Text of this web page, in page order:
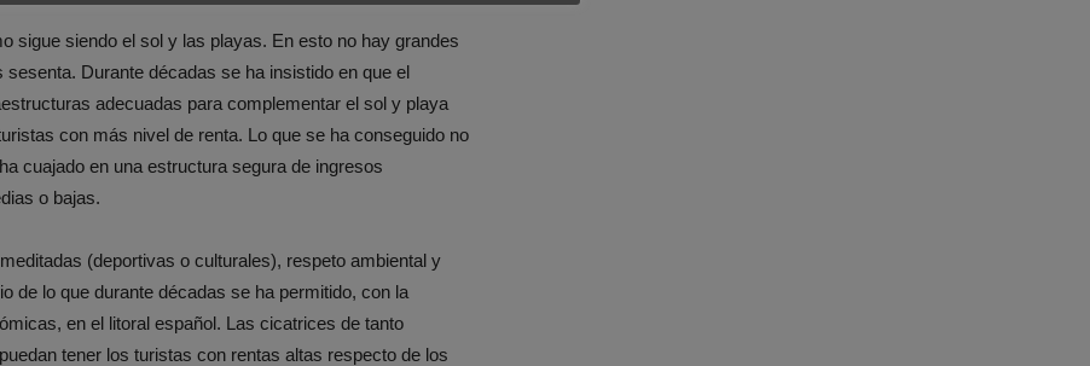
sigue siendo el sol y las playas. En esto no hay grandes
Durante décadas se ha insistido en que el
adecuadas para complementar el sol y playa
con más nivel de renta. Lo que se ha conseguido no
cuajado en una estructura segura de ingresos
o bajas.
(deportivas o culturales), respeto ambiental y
de lo que durante décadas se ha permitido, con la
en el litoral español. Las cicatrices de tanto
tener los turistas con rentas altas respecto de los